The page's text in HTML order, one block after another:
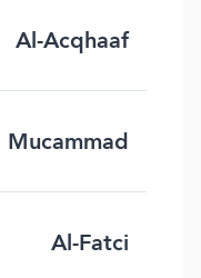
Al-Acqhaaf
Mucammad
Al-Fatci